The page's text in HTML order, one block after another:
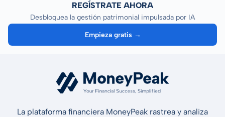
REGÍSTRATE AHORA
Desbloquea la gestión patrimonial impulsada por IA
Empieza gratis →
La plataforma financiera MoneyPeak rastrea y analiza